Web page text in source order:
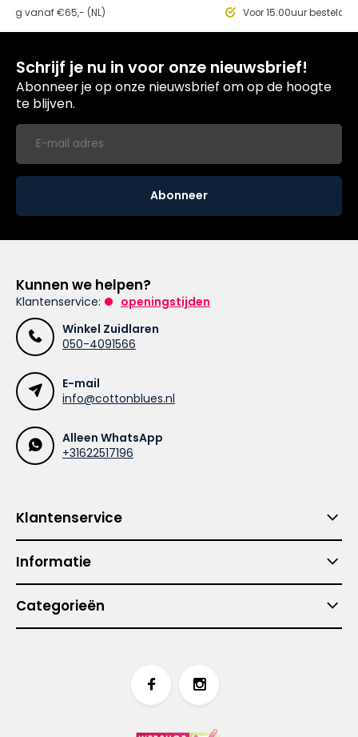
vanaf €65,- (NL) Voor 15.00uur besteld,
Schrijf je nu in voor onze nieuwsbrief!
Abonneer je op onze nieuwsbrief om op de hoogte
te blijven.
Abonneer
Kunnen we helpen?
Klantenservice:
openingstijden
Winkel Zuidlaren
050-4091566
E-mail
info@cottonblues.nl
Alleen WhatsApp
+31622517196
Klantenservice
Informatie
Categorieën